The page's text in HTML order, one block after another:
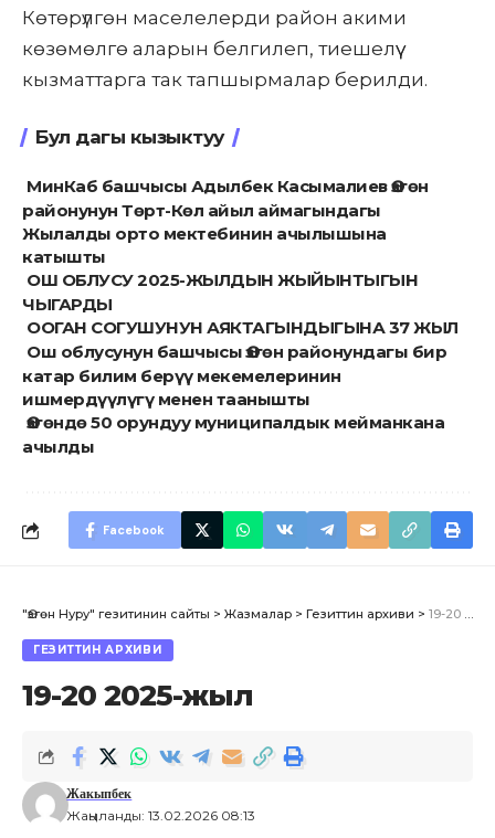
Көтөрүлгөн маселелерди район акими
көзөмөлгө аларын белгилеп, тиешелүү
кызматтарга так тапшырмалар берилди.
Бул дагы кызыктуу
МинКаб башчысы Адылбек Касымалиев Өзгөн
районунун Төрт-Көл айыл аймагындагы
Жылалды орто мектебинин ачылышына
катышты
ОШ ОБЛУСУ 2025-ЖЫЛДЫН ЖЫЙЫНТЫГЫН
ЧЫГАРДЫ
ООГАН СОГУШУНУН АЯКТАГЫНДЫГЫНА 37 ЖЫЛ
Ош облусунун башчысы Өзгөн районундагы бир
катар билим берүү мекемелеринин
ишмердүүлүгү менен таанышты
Өзгөндө 50 орундуу муниципалдык мейманкана
ачылды
Facebook
"Өзгөн Нуру" гезитинин сайты > Жазмалар > Гезиттин архиви > 19-20 2025-жыл
ГЕЗИТТИН АРХИВИ
19-20 2025-жыл
Жаңыланды: 13.02.2026 08:13
Жакыпбек